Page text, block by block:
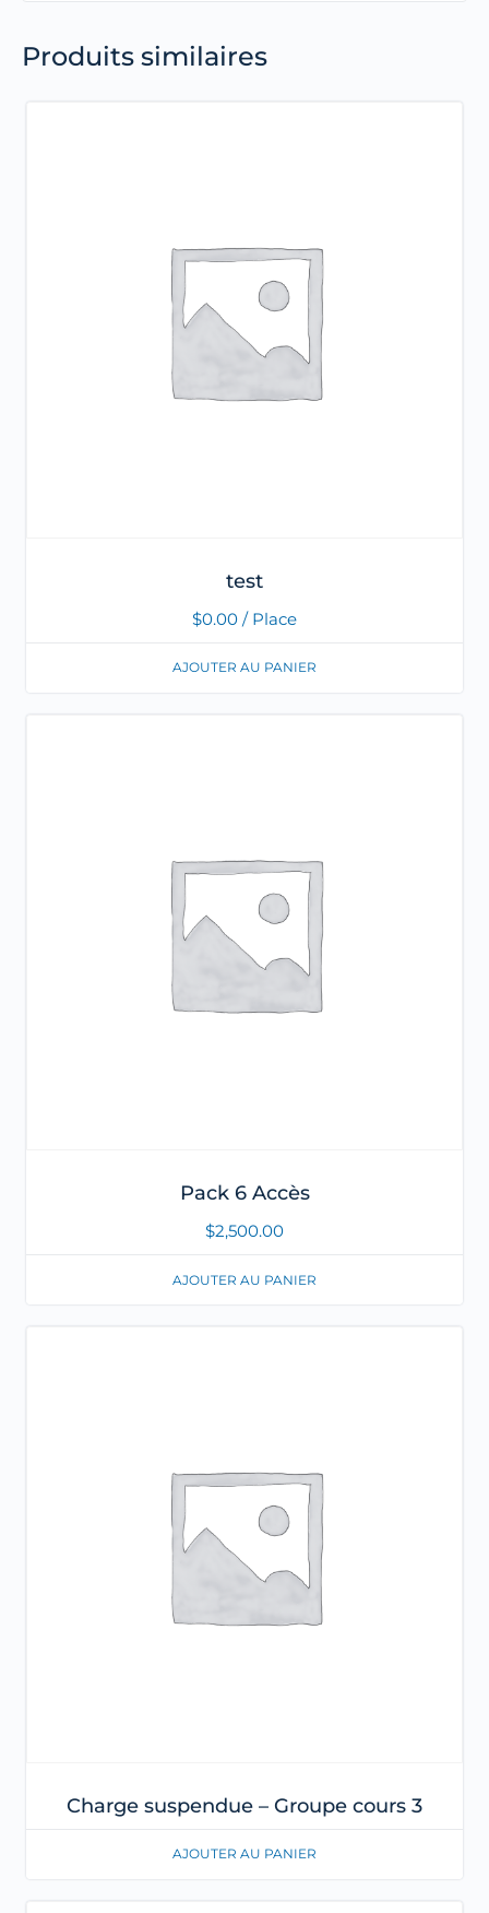
Produits similaires
test
$0.00 / Place
AJOUTER AU PANIER
Pack 6 Accès
$2,500.00
AJOUTER AU PANIER
Charge suspendue – Groupe cours 3
AJOUTER AU PANIER